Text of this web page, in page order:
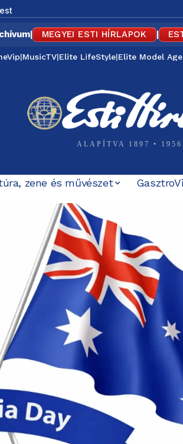
| MEGYEI ESTI HÍRLAPOK |
|MusicTV|Elite LifeStyle|Elite Model
ALAPÍTVA 1897 • 1956
zene és művészet